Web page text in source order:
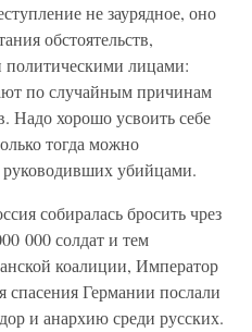
не заурядное, оно
обстоятельств,
лицами:
по случайным причинам
Надо хорошо усвоить себе
тогда можно
руководивших убийцами.
собиралась бросить чрез
000 солдат и тем
коалиции, Император
Германии послали
и анархию среди русских.